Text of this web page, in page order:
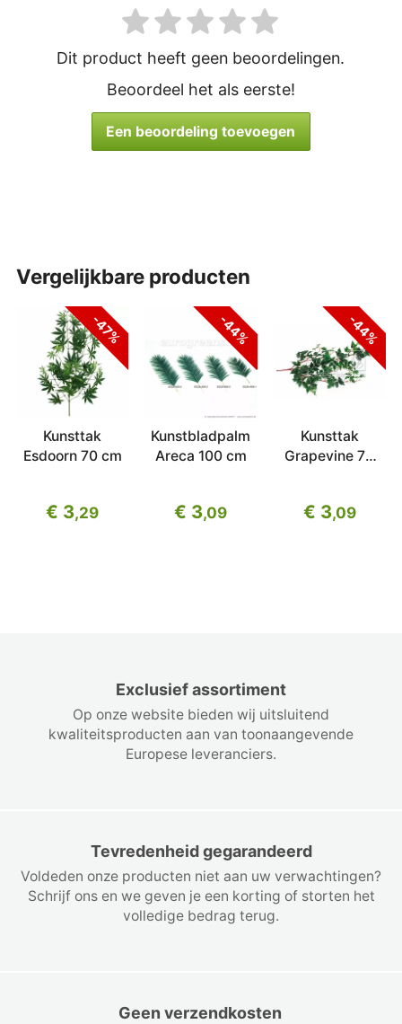
Exclusief assortiment
Op onze website bieden wij uitsluitend
kwaliteitsproducten aan van toonaangevende
Europese leveranciers.
Tevredenheid gegarandeerd
Voldeden onze producten niet aan uw verwachtingen?
Schrijf ons en we geven je een korting of storten het
volledige bedrag terug.
Geen verzendkosten
Dit product heeft geen beoordelingen.
Beoordeel het als eerste!
Een beoordeling toevoegen
vergelijkbare producten
-47%
Kunsttak
Esdoorn 70 cm
€ 3,29
-44%
Kunstbladpalm
Areca 100 cm
€ 3,09
-44%
Kunsttak
Grapevine 75
€ 3,09